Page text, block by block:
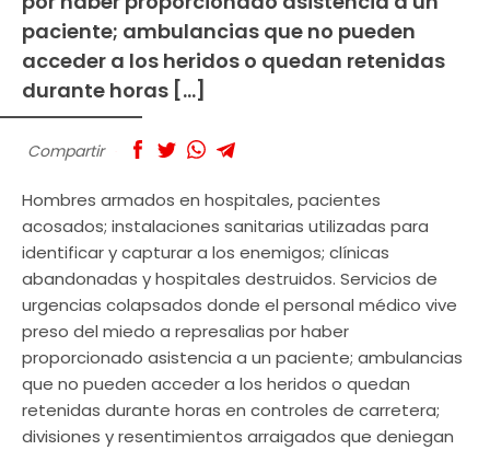
paciente; ambulancias que no pueden
acceder a los heridos o quedan retenidas
durante horas […]
Compartir
Hombres armados en hospitales, pacientes
acosados; instalaciones sanitarias utilizadas para
identificar y capturar a los enemigos; clínicas
abandonadas y hospitales destruidos. Servicios de
urgencias colapsados donde el personal médico vive
preso del miedo a represalias por haber
proporcionado asistencia a un paciente; ambulancias
que no pueden acceder a los heridos o quedan
retenidas durante horas en controles de carretera;
divisiones y resentimientos arraigados que deniegan